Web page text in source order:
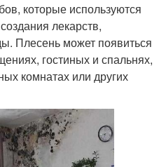
которые используются
лекарств,
Плесень может появиться
гостиных и спальнях,
комнатах или других